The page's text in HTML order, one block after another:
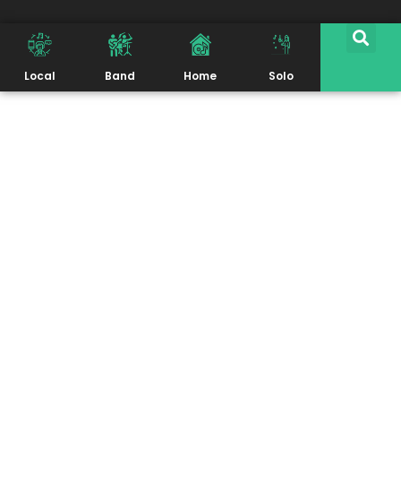
Local Band Home Solo